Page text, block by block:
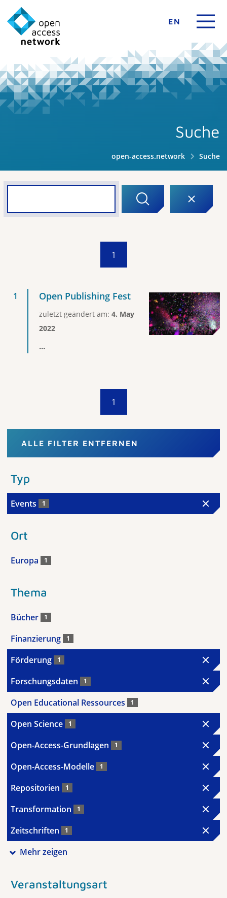
EN
Suche
open-access.network Suche
1
Open Publishing Fest
zuletzt geändert am: 4. May
2022
...
1
ALLE FILTER ENTFERNEN
Typ
Events 1
Ort
Europa 1
Thema
Bücher 1
Finanzierung 1
Förderung 1
Forschungsdaten 1
Open Educational Ressources 1
Open Science 1
Open-Access-Grundlagen 1
Open-Access-Modelle 1
Repositorien 1
Transformation 1
Zeitschriften 1
Mehr zeigen
Veranstaltungsart